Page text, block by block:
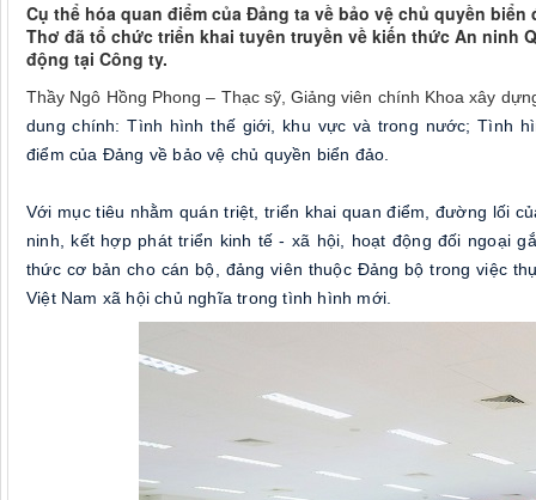
Cụ thể hóa quan điểm của Đảng ta về bảo vệ chủ quyền
Thơ đã tổ chức triển khai tuyên truyền về kiến thức An ninh
động tại Công ty.
Thầy Ngô Hồng Phong – Thạc sỹ, Giảng viên chính Khoa xây
dung chính: Tình hình thế giới, khu vực và trong nước; Tình
điểm của Đảng về bảo vệ chủ quyền biển đảo.
Với mục tiêu nhằm quán triệt, triển khai quan điểm, đường lối
ninh, kết hợp phát triển kinh tế - xã hội, hoạt động đối ngoại
thức cơ bản cho cán bộ, đảng viên thuộc Đảng bộ trong việc
Việt Nam xã hội chủ nghĩa trong tình hình mới.